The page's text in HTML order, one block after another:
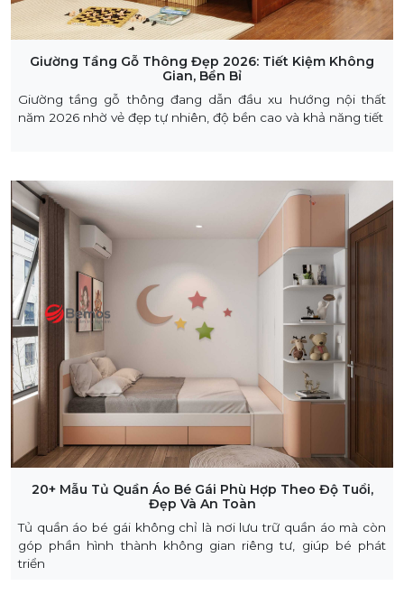
Giường Tầng Gỗ Thông Đẹp 2026: Tiết Kiệm Không
Gian, Bền Bỉ
Giường tầng gỗ thông đang dẫn đầu xu hướng nội thất
năm 2026 nhờ vẻ đẹp tự nhiên, độ bền cao và khả năng tiết
20+ Mẫu Tủ Quần Áo Bé Gái Phù Hợp Theo Độ Tuổi,
Đẹp Và An Toàn
Tủ quần áo bé gái không chỉ là nơi lưu trữ quần áo mà còn
góp phần hình thành không gian riêng tư, giúp bé phát
triển